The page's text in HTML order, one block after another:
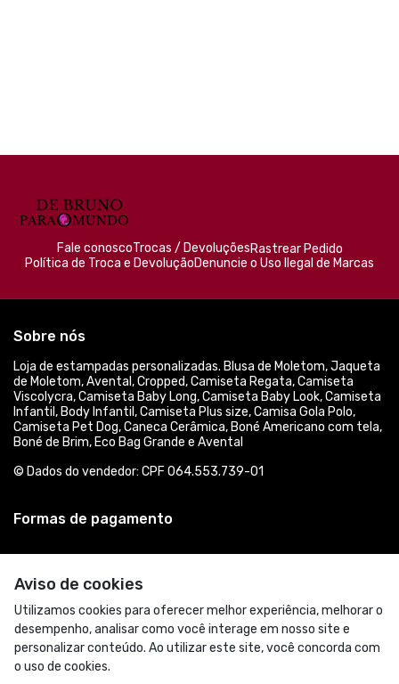
Aviso de cookies
Utilizamos cookies para oferecer melhor experiência, melhorar o
desempenho, analisar como você interage em nosso site e
personalizar conteúdo. Ao utilizar este site, você concorda com
o uso de cookies.
Fale conoscoTrocas / DevoluçõesRastrear Pedido
Política de Troca e DevoluçãoDenuncie o Uso Ilegal de Marcas
Sobre nós
Loja de estampadas personalizadas. Blusa de Moletom, Jaqueta
de Moletom, Avental, Cropped, Camiseta Regata, Camiseta
Viscolycra, Camiseta Baby Long, Camiseta Baby Look, Camiseta
Infantil, Body Infantil, Camiseta Plus size, Camisa Gola Polo,
Camiseta Pet Dog, Caneca Cerâmica, Boné Americano com tela,
Boné de Brim, Eco Bag Grande e Avental
© Dados do vendedor: CPF 064.553.739-01
Formas de pagamento